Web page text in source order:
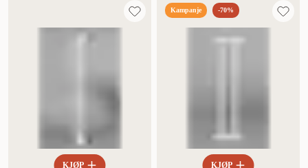
KJØP
Kampanje -70%
KJØP